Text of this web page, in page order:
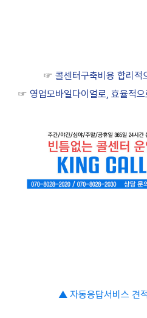
☞ 콜센터구축비용 합리적
☞ 영업모바일다이얼로, 효율적
▲ 자동응답서비스 견